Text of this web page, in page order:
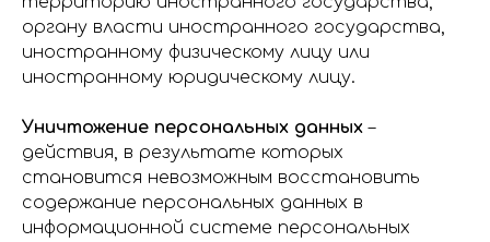
органу власти иностранного государства,
иностранному физическому лицу или
иностранному юридическому лицу.
Уничтожение персональных данных –
действия, в результате которых
становится невозможным восстановить
содержание персональных данных в
информационной системе персональных